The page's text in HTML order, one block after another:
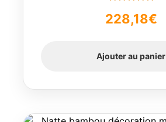
5
228,18€
Ajouter au panier